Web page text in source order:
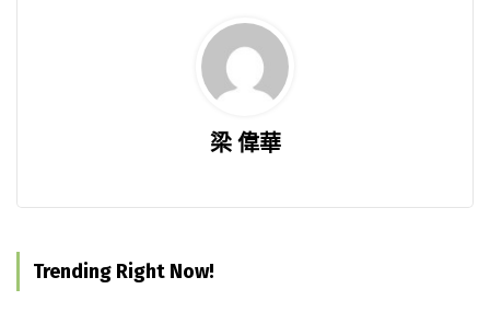
梁 偉華
Trending Right Now!